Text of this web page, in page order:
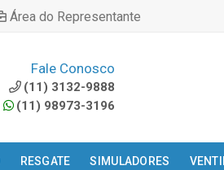
Área do Representante
Fale Conosco
(11) 3132-9888
(11) 98973-3196
RESGATE SIMULADORES